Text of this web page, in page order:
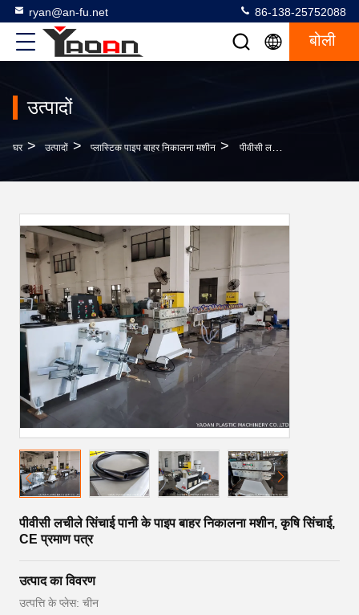
ryan@an-fu.net 86-138-25752088
बोली
उत्पादों
घर > उत्पादों > प्लास्टिक पाइप बाहर निकालना मशीन > पीवीसी लचीले सिंचाई पानी के पाइप बाहर निकालना मशीन, कृषि सिंचाई, CE प्रमाण पत्र
पीवीसी लचीले सिंचाई पानी के पाइप बाहर निकालना मशीन, कृषि सिंचाई,
CE प्रमाण पत्र
उत्पाद का विवरण
उत्पत्ति के प्लेस: चीन